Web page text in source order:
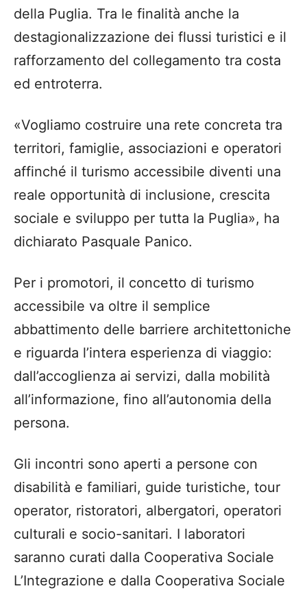
della Puglia. Tra le finalità anche la
destagionalizzazione dei flussi turistici e il
rafforzamento del collegamento tra costa
ed entroterra.
«Vogliamo costruire una rete concreta tra
territori, famiglie, associazioni e operatori
affinché il turismo accessibile diventi una
reale opportunità di inclusione, crescita
sociale e sviluppo per tutta la Puglia», ha
dichiarato Pasquale Panico.
Per i promotori, il concetto di turismo
accessibile va oltre il semplice
abbattimento delle barriere architettoniche
e riguarda l’intera esperienza di viaggio:
dall’accoglienza ai servizi, dalla mobilità
all’informazione, fino all’autonomia della
persona.
Gli incontri sono aperti a persone con
disabilità e familiari, guide turistiche, tour
operator, ristoratori, albergatori, operatori
culturali e socio-sanitari. I laboratori
saranno curati dalla Cooperativa Sociale
L’Integrazione e dalla Cooperativa Sociale